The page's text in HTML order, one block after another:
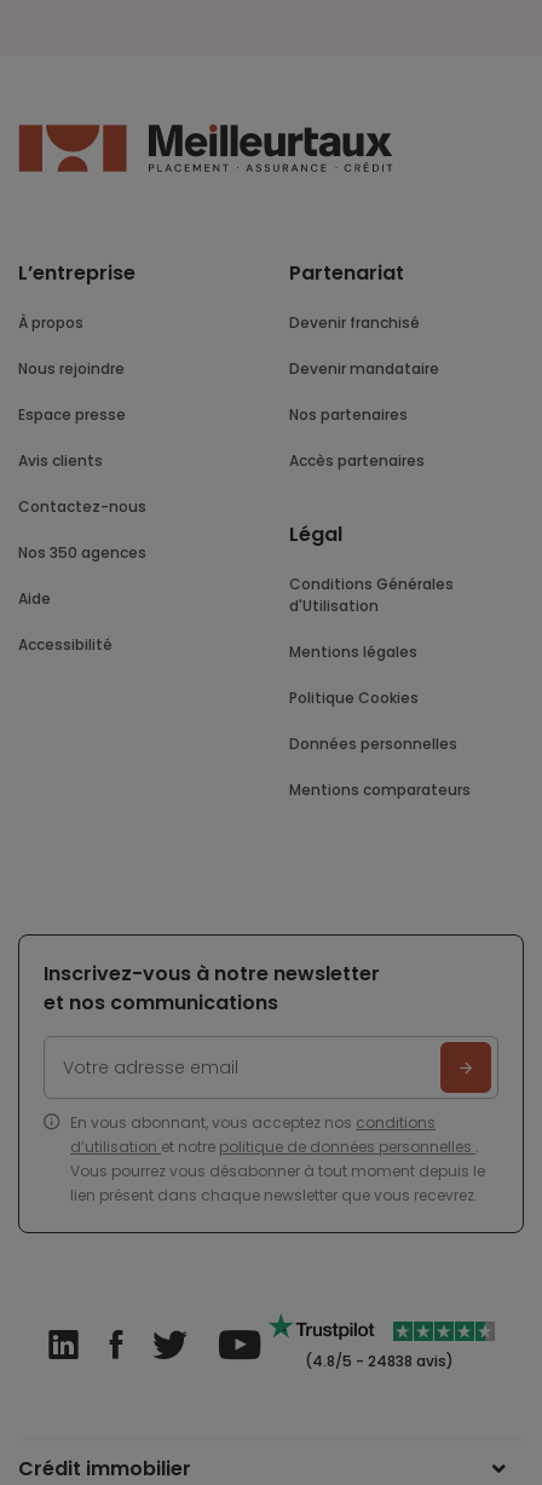
L’entreprise
À propos
Nous rejoindre
Espace presse
Avis clients
Contactez-nous
Nos 350 agences
Aide
Accessibilité
Partenariat
Devenir franchisé
Devenir mandataire
Nos partenaires
Accès partenaires
Légal
Conditions Générales
d'Utilisation
Mentions légales
Politique Cookies
Données personnelles
Mentions comparateurs
Inscrivez-vous à notre newsletter
et nos communications
En vous abonnant, vous acceptez nos conditions
d’utilisation et notre politique de données personnelles .
Vous pourrez vous désabonner à tout moment depuis le
lien présent dans chaque newsletter que vous recevrez.
(4.8/5 - 24838 avis)
Crédit immobilier